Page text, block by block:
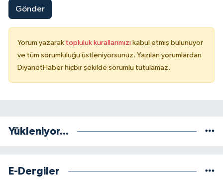
Gönder
Yorum yazarak topluluk kurallarımızı kabul etmiş bulunuyor
ve tüm sorumluluğu üstleniyorsunuz. Yazılan yorumlardan
DiyanetHaber hiçbir şekilde sorumlu tutulamaz.
Yükleniyor...
E-Dergiler